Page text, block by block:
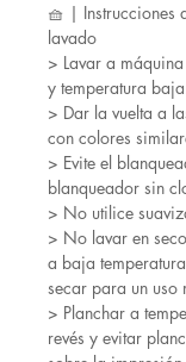
🧺 | Instrucciones
lavado
> Lavar a
y temperatura
> Dar la vuelta a
con colores
> Evite el
blanqueador sin
> No utilice
> No lavar en
a baja
secar para un uso
> Planchar a
revés y evitar